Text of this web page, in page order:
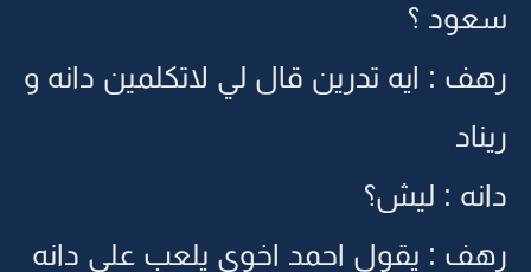
سعود ؟
رهف : ايه تدرين قال لي لاتكلمين دانه و
ريناد
دانه : ليش؟
رهف : يقول احمد اخوي يلعب على دانه